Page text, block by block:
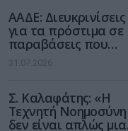
ΑΑΔΕ: Διευκρινίσεις
για τα πρόστιμα σε
παραβάσεις που
αφορούν τους ΦΗΜ
31.07.2026
Σ. Καλαφάτης: «Η
Τεχνητή Νοημοσύνη
δεν είναι απλώς μια